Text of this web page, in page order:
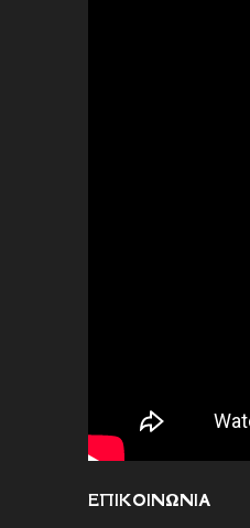
ΕΠΙΚΟΙΝΩΝΙΑ